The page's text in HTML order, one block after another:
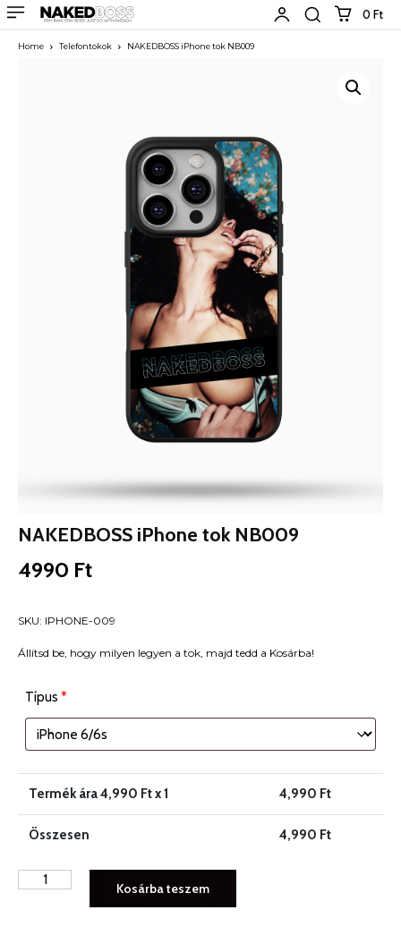
0 Ft
Home Telefontokok NAKEDBOSS iPhone tok NB009
NAKEDBOSS iPhone tok NB009
4990 Ft
SKU: IPHONE-009
Állítsd be, hogy milyen legyen a tok, majd tedd a Kosárba!
Típus *
Termék ára4,990 Ft x 1 4,990 Ft
Összesen 4,990 Ft
NAKEDBOSS
Kosárba teszem